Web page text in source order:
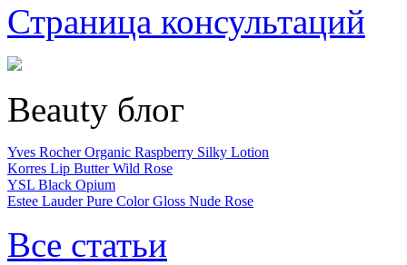
Страница консультаций
Beauty блог
Yves Rocher Organic Raspberry Silky Lotion
Korres Lip Butter Wild Rose
YSL Black Opium
Estee Lauder Pure Color Gloss Nude Rose
Все статьи